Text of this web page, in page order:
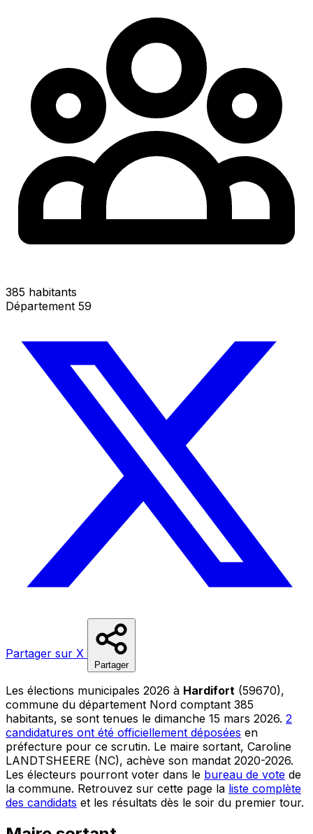
385 habitants
Département 59
Partager sur X
Partager
Les élections municipales 2026 à Hardifort (59670),
commune du département Nord comptant 385
habitants, se sont tenues le dimanche 15 mars 2026. 2
candidatures ont été officiellement déposées en
préfecture pour ce scrutin. Le maire sortant, Caroline
LANDTSHEERE (NC), achève son mandat 2020-2026.
Les électeurs pourront voter dans le bureau de vote de
la commune. Retrouvez sur cette page la liste complète
des candidats et les résultats dès le soir du premier tour.